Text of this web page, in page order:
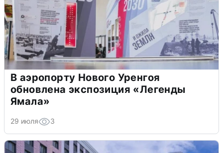
В аэропорту Нового Уренгоя
обновлена экспозиция «Легенды
Ямала»
29 июля 3